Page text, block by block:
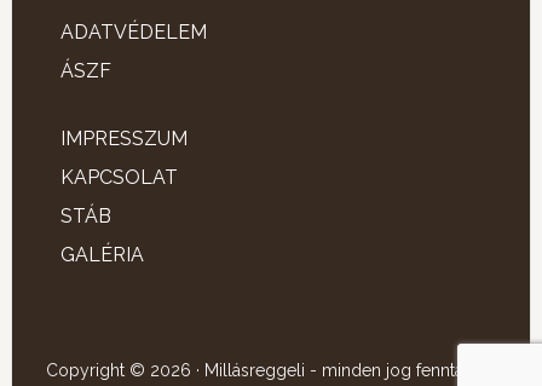
ADATVÉDELEM
ÁSZF
IMPRESSZUM
KAPCSOLAT
STÁB
GALÉRIA
Copyright © 2026 · Millásreggeli - minden jog fenntartva!